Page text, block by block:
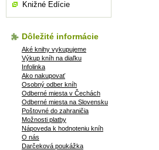
Knižné Edície
Dôležité informácie
Aké knihy vykupujeme
Výkup kníh na diaľku
Infolinka
Ako nakupovať
Osobný odber kníh
Odberné miesta v Čechách
Odberné miesta na Slovensku
Poštovné do zahraničia
Možnosti platby
Nápoveda k hodnoteniu kníh
O nás
Darčeková poukážka